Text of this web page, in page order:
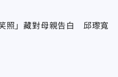
照」藏對母親告白 邱瓈寬